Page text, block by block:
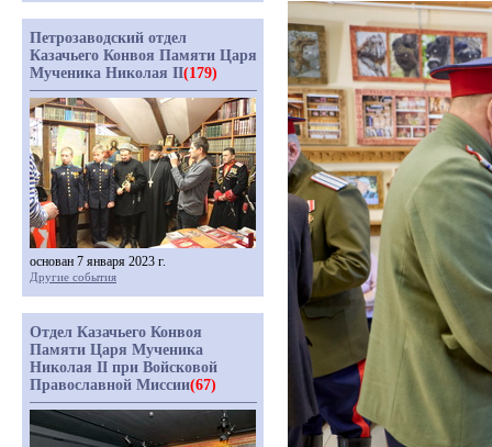
Петрозаводский отдел
Казачьего Конвоя Памяти Царя
Мученика Николая II(179)
основан 7 января 2023 г.
Другие события
Отдел Казачьего Конвоя
Памяти Царя Мученика
Николая II при Войсковой
Православной Миссии(67)